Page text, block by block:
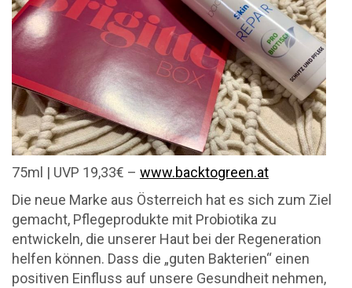
75ml | UVP 19,33€ – www.backtogreen.at
Die neue Marke aus Österreich hat es sich zum Ziel
gemacht, Pflegeprodukte mit Probiotika zu
entwickeln, die unserer Haut bei der Regeneration
helfen können. Dass die „guten Bakterien“ einen
positiven Einfluss auf unsere Gesundheit nehmen,